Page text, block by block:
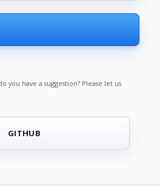
you have a suggestion? Please let us
GITHUB